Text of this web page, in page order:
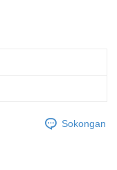
Sokongan